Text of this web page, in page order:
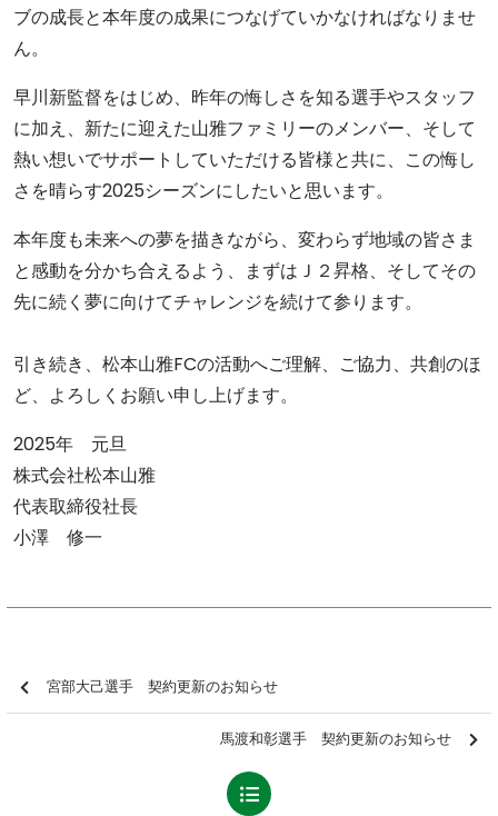
ブの成長と本年度の成果につなげていかなければなりませ
ん。
早川新監督をはじめ、昨年の悔しさを知る選手やスタッフ
に加え、新たに迎えた山雅ファミリーのメンバー、そして
熱い想いでサポートしていただける皆様と共に、この悔し
さを晴らす2025シーズンにしたいと思います。
本年度も未来への夢を描きながら、変わらず地域の皆さま
と感動を分かち合えるよう、まずはＪ２昇格、そしてその
先に続く夢に向けてチャレンジを続けて参ります。
引き続き、松本山雅FCの活動へご理解、ご協力、共創のほ
ど、よろしくお願い申し上げます。
2025年 元旦
株式会社松本山雅
代表取締役社長
小澤 修一
宮部大己選手 契約更新のお知らせ
馬渡和彰選手 契約更新のお知らせ